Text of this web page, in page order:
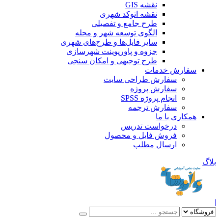
نقشه GIS
نقشه اتوکد شهری
طرح جامع و تفصیلی
الگوی توسعه شهر و محله
سایر فایل‌ها و طرح‌های شهری
جزوه و پاورپوینت شهرسازی
طرح توجیهی و امکان سنجی
سفارش خدمات
سفارش طراحی سایت
سفارش پروژه
انجام پروژه SPSS
سفارش ترجمه
همکاری با ما
درخواست تدریس
فروش فایل و محصول
ارسال مطلب